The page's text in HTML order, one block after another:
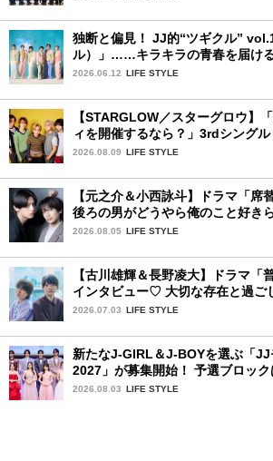
独断と偏見！ JJ的“ツギクル”
ル）」……キラキラの青春を届け
プ
2026.06.12 LIFE STYLE
【STARGLOW／スターグロウ】
ィを開催するなら？」3rdシング
リース記念インタビュー！
2026.08.09 LIFE STYLE
【元之介＆小西詠斗】ドラマ「席
後ろの男がどうやら俺のこと好き
タビュー♡ 「自然と詠斗くんが可
2026.08.05 LIFE STYLE
【古川雄輝＆長野凌大】ドラマ「
インタビュー♡ 大切な存在と過ご
は？
2026.07.03 LIFE STYLE
新たなJ-GIRL＆J-BOYを選ぶ「
2027」が募集開始！ 予選ブロッ
視した「新システム」に変わります
2026.08.03 LIFE STYLE